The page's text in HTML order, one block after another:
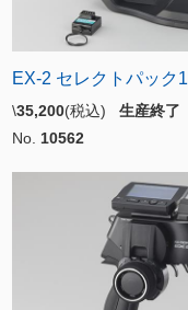
EX-2 セレクトパック1
\35,200(税込) 生産終了
No. 10562